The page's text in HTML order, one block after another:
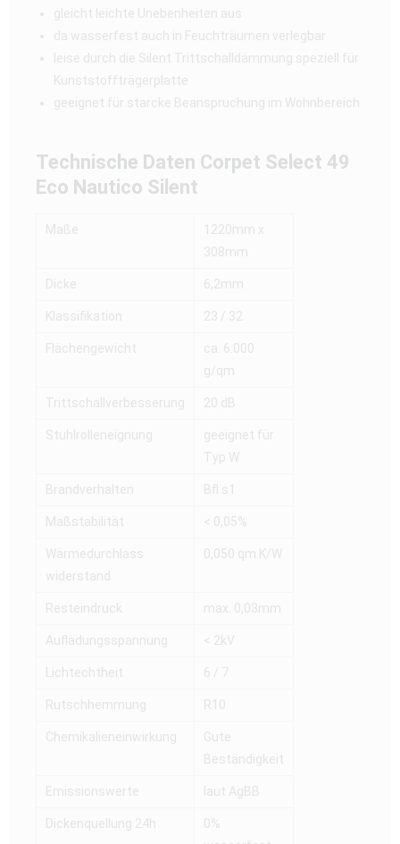
gleicht leichte Unebenheiten aus
da wasserfest auch in Feuchträumen verlegbar
leise durch die Silent Trittschalldämmung speziell für
Kunststoffträgerplatte
geeignet für starcke Beanspruchung im Wohnbereich
Technische Daten Corpet Select 49
Eco Nautico Silent
Maße
1220mm x
308mm
Dicke 6,2mm
Klassifikation 23 / 32
Flächengewicht
ca. 6.000
g/qm
Trittschallverbesserung 20 dB
Stuhlrolleneignung
geeignet für
Typ W
Brandverhalten Bfl s1
Maßstabilität < 0,05%
Wärmedurchlass
widerstand
0,050 qm K/W
Resteindruck max. 0,03mm
Aufladungsspannung < 2kV
Lichtechtheit 6 / 7
Rutschhemmung R10
Chemikalieneinwirkung
Gute
Beständigkeit
Emissionswerte laut AgBB
Dickenquellung 24h
0%